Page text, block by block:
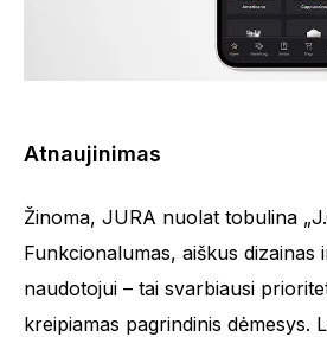
Atnaujinimas
Žinoma, JURA nuolat tobulina
Funkcionalumas, aiškus dizainas
naudotojui – tai svarbiausi
kreipiamas pagrindinis dėmesys.